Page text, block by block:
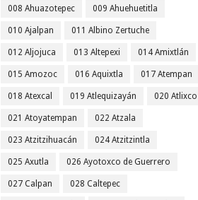
008 Ahuazotepec 009 Ahuehuetitla
010 Ajalpan 011 Albino Zertuche
012 Aljojuca 013 Altepexi 014 Amixtlán
015 Amozoc 016 Aquixtla 017 Atempan
018 Atexcal 019 Atlequizayán 020 Atlixco
021 Atoyatempan 022 Atzala
023 Atzitzihuacán 024 Atzitzintla
025 Axutla 026 Ayotoxco de Guerrero
027 Calpan 028 Caltepec